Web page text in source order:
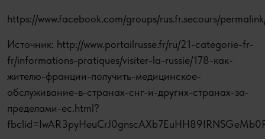
https://www.facebook.com/groups/rus.fr.secours/
Источник: http://www.portailrusse.fr/ru/21-categorie-fr-
fr/informations-pratiques/visiter-la-russie/178-как-
жителю-франции-получить-медицинское-
обслуживание-в-странах-снг-и-других-странах-за-
пределами-ес.html?